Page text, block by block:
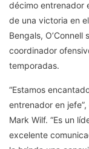
décimo entrenador
de una victoria en
Bengals,
coordinador
temporadas.
“Estamos
entrenador en
Mark Wilf. “Es un
excelente